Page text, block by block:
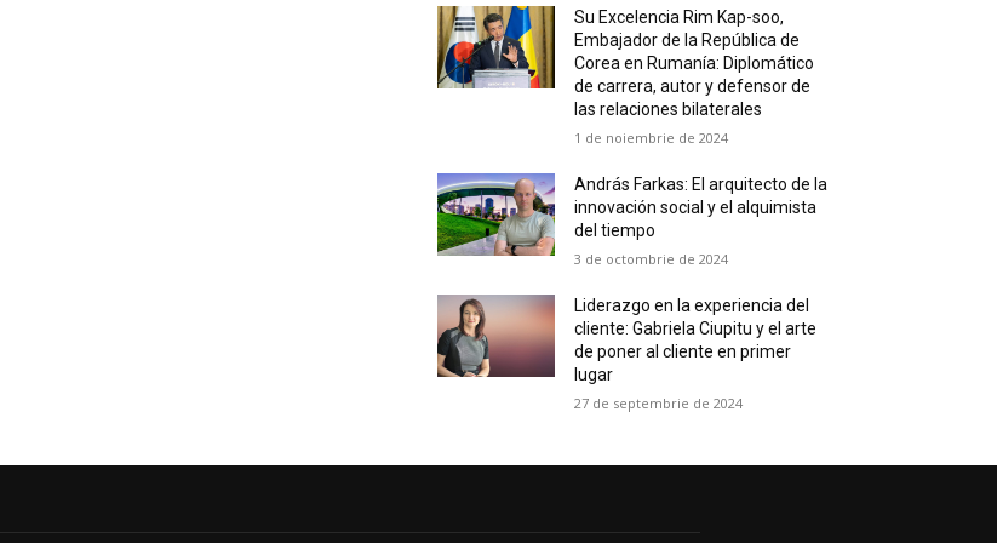
Su Excelencia Rim Kap-soo,
Embajador de la República de
Corea en Rumanía: Diplomático
de carrera, autor y defensor de
las relaciones bilaterales
1 de noiembrie de 2024
András Farkas: El arquitecto de la
innovación social y el alquimista
del tiempo
3 de octombrie de 2024
Liderazgo en la experiencia del
cliente: Gabriela Ciupitu y el arte
de poner al cliente en primer
lugar
27 de septembrie de 2024